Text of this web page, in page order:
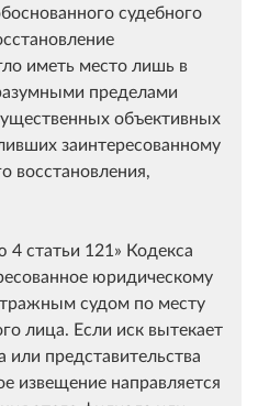
судебного
иметь место лишь в
пределами
объективных
заинтересованному
восстановления,
4 статьи 121
Кодекса
юридическому
судом по месту
лица. Если иск вытекает
или представительства
извещение направляется